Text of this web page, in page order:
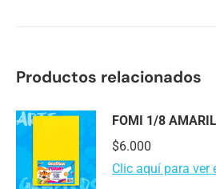
Productos relacionados
FOMI 1/8
$6.000
Clic aquí para ver